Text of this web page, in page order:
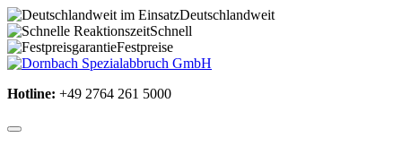
Deutschlandweit
Schnell
Festpreise
Hotline: +49 2764 261 5000